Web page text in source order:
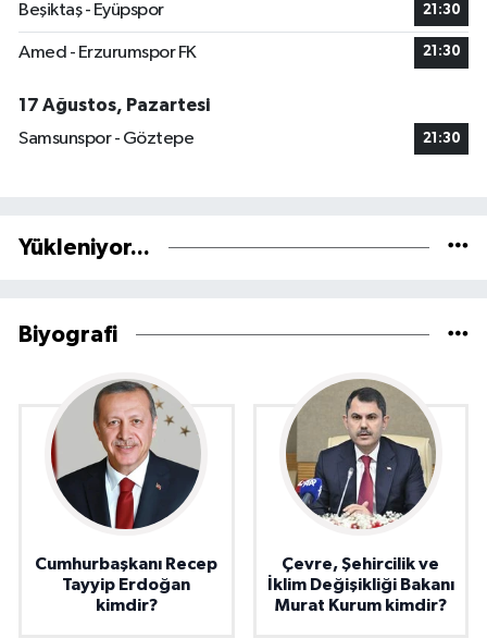
Beşiktaş - Eyüpspor 21:30
Amed - Erzurumspor FK 21:30
17 Ağustos, Pazartesi
Samsunspor - Göztepe
21:30
Yükleniyor...
Biyografi
Cumhurbaşkanı Recep
Tayyip Erdoğan
kimdir?
Çevre, Şehircilik ve
İklim Değişikliği Bakanı
Murat Kurum kimdir?